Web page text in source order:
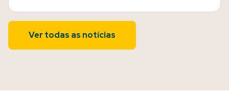
Ver todas as notícias